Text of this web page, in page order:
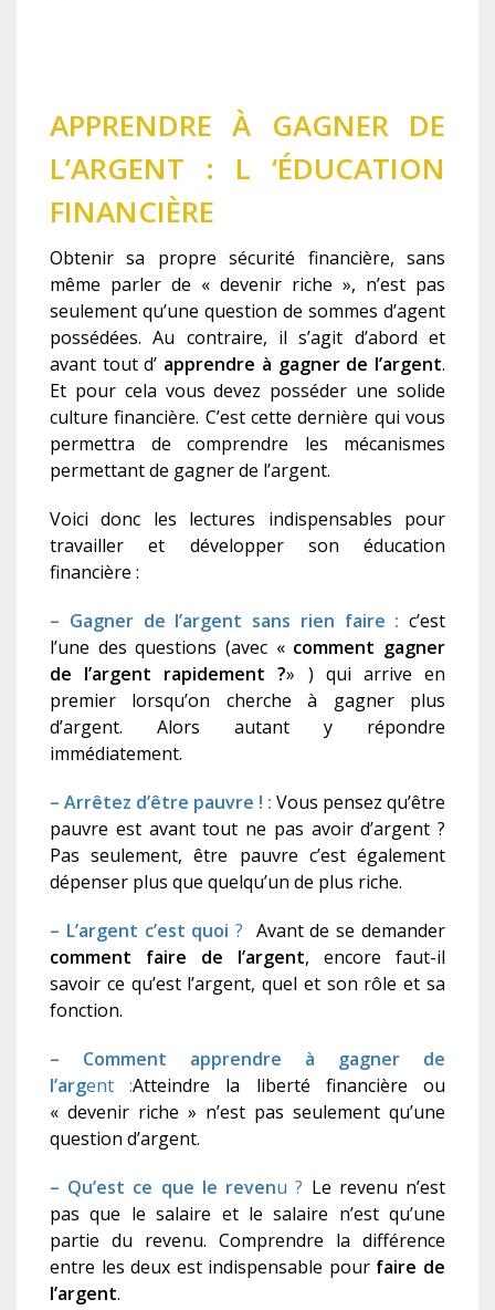
APPRENDRE À GAGNER DE
L’ARGENT : L ‘ÉDUCATION
FINANCIÈRE
Obtenir sa propre sécurité financière, sans
même parler de « devenir riche », n’est pas
seulement qu’une question de sommes d’agent
possédées. Au contraire, il s’agit d’abord et
avant tout d’ apprendre à gagner de l’argent.
Et pour cela vous devez posséder une solide
culture financière. C’est cette dernière qui vous
permettra de comprendre les mécanismes
permettant de gagner de l’argent.
Voici donc les lectures indispensables pour
travailler et développer son éducation
financière :
– Gagner de l’argent sans rien faire : c’est
l’une des questions (avec « comment gagner
de l’argent rapidement ?» ) qui arrive en
premier lorsqu’on cherche à gagner plus
d’argent. Alors autant y répondre
immédiatement.
– Arrêtez d’être pauvre ! : Vous pensez qu’être
pauvre est avant tout ne pas avoir d’argent ?
Pas seulement, être pauvre c’est également
dépenser plus que quelqu’un de plus riche.
– L’argent c’est quoi ? Avant de se demander
comment faire de l’argent, encore faut-il
savoir ce qu’est l’argent, quel et son rôle et sa
fonction.
– Comment apprendre à gagner de
l’argent :Atteindre la liberté financière ou
« devenir riche » n’est pas seulement qu’une
question d’argent.
– Qu’est ce que le revenu ? Le revenu n’est
pas que le salaire et le salaire n’est qu’une
partie du revenu. Comprendre la différence
entre les deux est indispensable pour faire de
l’argent.